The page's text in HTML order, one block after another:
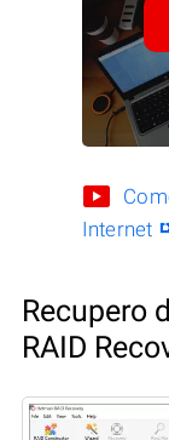
Internet
Recupero
RAID